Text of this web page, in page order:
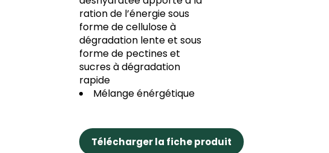
ration de l’énergie sous
forme de cellulose à
dégradation lente et sous
forme de pectines et
sucres à dégradation
rapide
Mélange énérgétique
Télécharger la fiche produit